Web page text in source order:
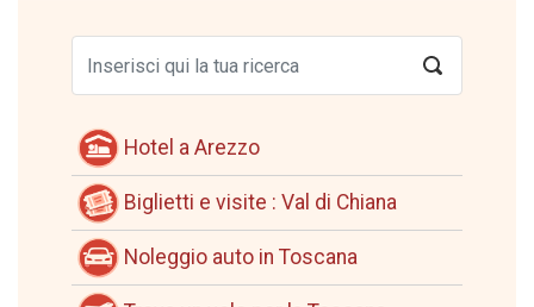
Hotel a Arezzo
Biglietti e visite : Val di Chiana
Noleggio auto in Toscana